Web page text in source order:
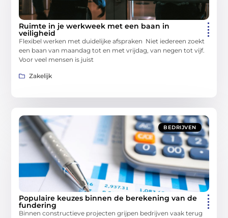
Ruimte in je werkweek met een baan in
veiligheid
Flexibel werken met duidelijke afspraken Niet iedereen zoekt
een baan van maandag tot en met vrijdag, van negen tot vijf.
Voor veel mensen is juist
Zakelijk
BEDRIJVEN
Populaire keuzes binnen de berekening van de
fundering
Binnen constructieve projecten grijpen bedrijven vaak terug